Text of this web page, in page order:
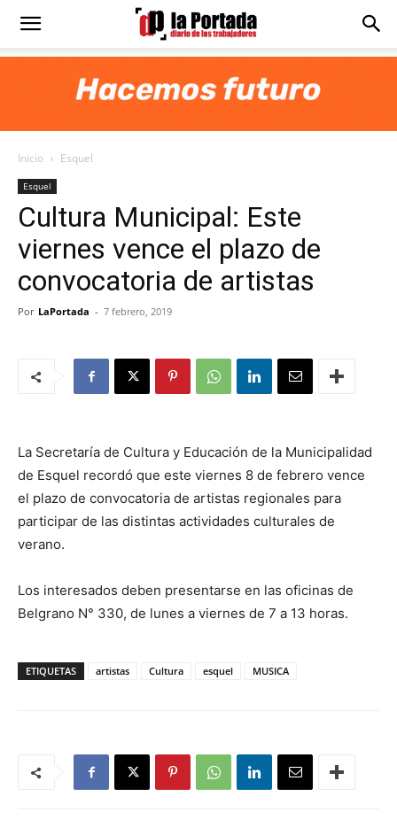
Diario
Portada
Inicio Esquel
Esquel
Cultura Municipal: Este
viernes vence el plazo de
convocatoria de artistas
Por LaPortada - 7 febrero, 2019
La Secretaría de Cultura y Educación de la Municipalidad
de Esquel recordó que este viernes 8 de febrero vence
el plazo de convocatoria de artistas regionales para
participar de las distintas actividades culturales de
verano.
Los interesados deben presentarse en las oficinas de
Belgrano N° 330, de lunes a viernes de 7 a 13 horas.
ETIQUETAS artistas Cultura esquel MUSICA